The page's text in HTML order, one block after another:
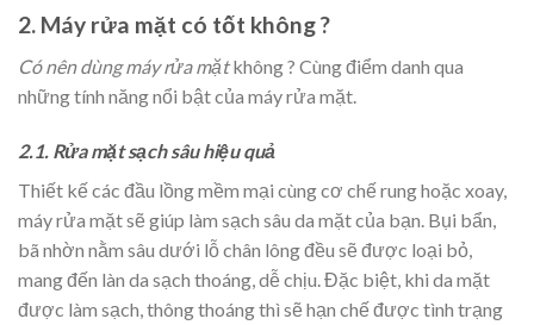
2. Máy rửa mặt có tốt không ?
Có nên dùng máy rửa mặtkhông ? Cùng điểm danh qua
những tính năng nổi bật của máy rửa mặt.
2.1. Rửa mặt sạch sâu hiệu quả
Thiết kế các đầu lồng mềm mại cùng cơ chế rung hoặc xoay,
máy rửa mặt sẽ giúp làm sạch sâu da mặt của bạn. Bụi bẩn,
bã nhờn nằm sâu dưới lỗ chân lông đều sẽ được loại bỏ,
mang đến làn da sạch thoáng, dễ chịu. Đặc biệt, khi da mặt
được làm sạch, thông thoáng thì sẽ hạn chế được tình trạng